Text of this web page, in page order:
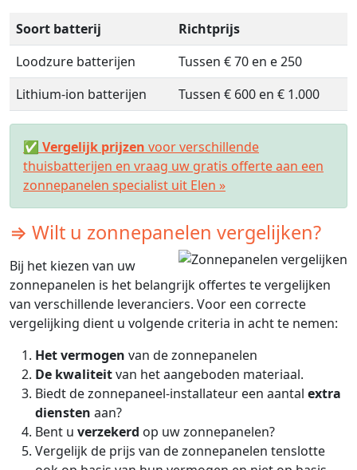
Soort batterij
Richtprijs
Loodzure batterijen
Tussen € 70 en e 250
Lithium-ion batterijen
Tussen € 600 en € 1.000
✅ Vergelijk prijzen voor verschillende
thuisbatterijen en vraag uw gratis offerte aan een
zonnepanelen specialist uit Elen »
⇒ Wilt u zonnepanelen vergelijken?
Bij het kiezen van uw
zonnepanelen is het belangrijk offertes te vergelijken
van verschillende leveranciers. Voor een correcte
vergelijking dient u volgende criteria in acht te nemen:
Het vermogen van de zonnepanelen
De kwaliteitvan het aangeboden materiaal.
Biedt de zonnepaneel-installateur een aantal extra
diensten aan?
Bent u verzekerd op uw zonnepanelen?
Vergelijk de prijs van de zonnepanelen tenslotte